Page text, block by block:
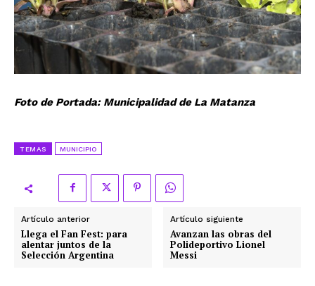
Foto de Portada: Municipalidad de La Matanza
TEMAS MUNICIPIO
Artículo anterior
Llega el Fan Fest: para
alentar juntos de la
Selección Argentina
Artículo siguiente
Avanzan las obras del
Polideportivo Lionel
Messi